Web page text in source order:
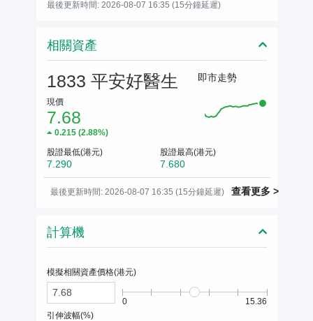
最後更新時間: 2026-08-07 16:35 (15分鐘延遲)
相關資產
1833 平安好醫生
現價
7.68
0.215(2.88%)
即市走勢
股證最低(港元)
7.290
股證最高(港元)
7.680
最後更新時間: 2026-08-07 16:35 (15分鐘延遲) 查看更多 >
計算機
模擬相關資產價格(港元)
0
15.36
引伸波幅(%)